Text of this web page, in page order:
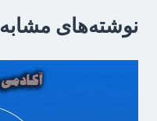
نوشته‌های مشابه